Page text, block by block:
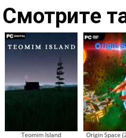
Смотрите
Teomim Island
Origin Space